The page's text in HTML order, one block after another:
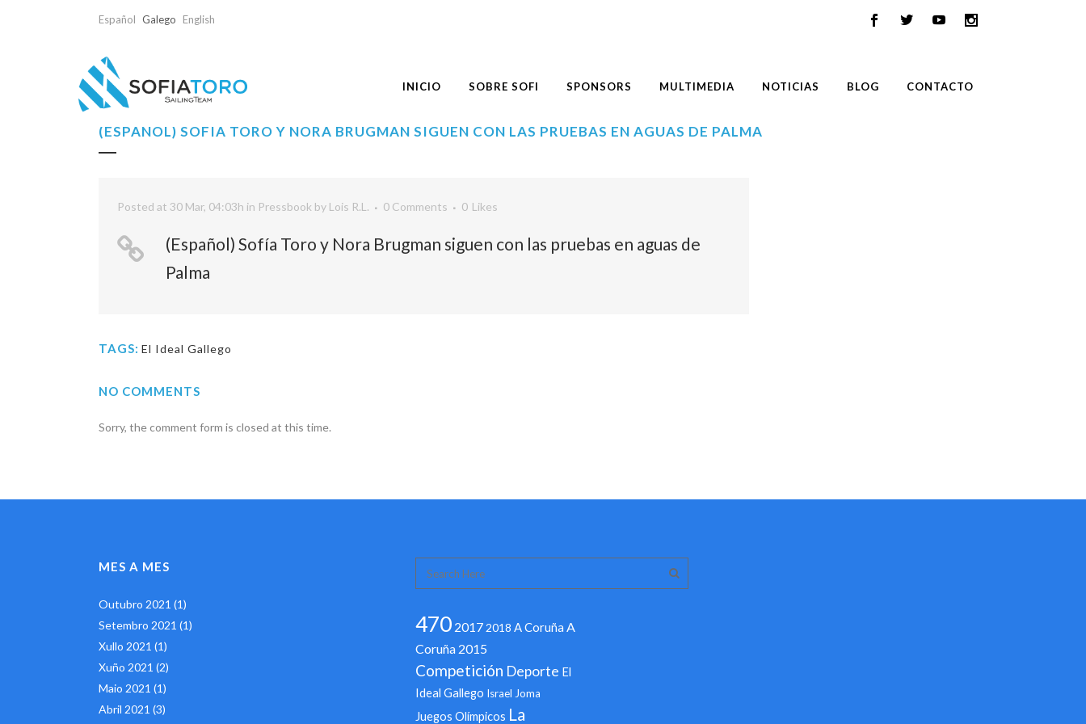
Español Galego English
INICIO SOBRE SOFI SPONSORS MULTIMEDIA NOTICIAS BLOG CONTACTO
(ESPAÑOL) SOFÍA TORO Y NORA BRUGMAN SIGUEN CON LAS PRUEBAS EN AGUAS DE PALMA
Posted at 30 Mar, 04:03h in Pressbook by Lois R.L. 0 Comments 0 Likes
(Español) Sofía Toro y Nora Brugman siguen con las pruebas en aguas de
Palma
TAGS: El Ideal Gallego
NO COMMENTS
Sorry, the comment form is closed at this time.
MES A MES
Outubro 2021 (1)
Setembro 2021 (1)
Xullo 2021 (1)
Xuño 2021 (2)
Maio 2021 (1)
Abril 2021 (3)
470 2017 2018 A Coruña A
Coruña 2015
Competición Deporte El
Ideal Gallego Israel Joma
Juegos Olímpicos La